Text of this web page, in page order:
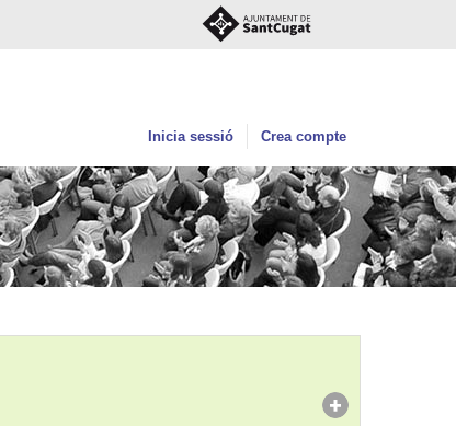
Inicia sessió Crea compte